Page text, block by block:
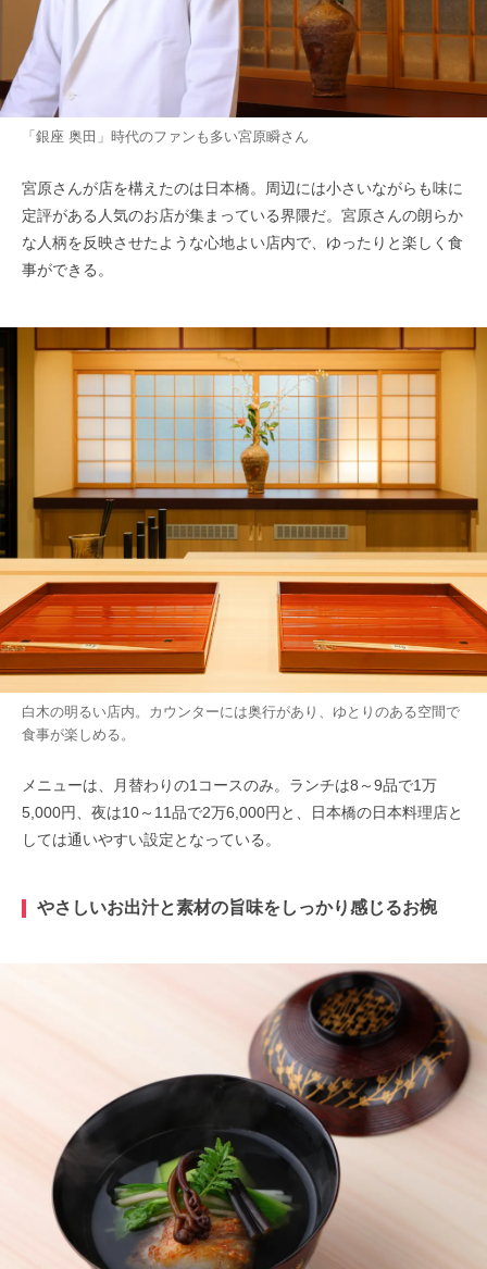
「銀座 奥田」時代のファンも多い宮原瞬さん
宮原さんが店を構えたのは日本橋。周辺には小さいながらも味に
定評がある人気のお店が集まっている界隈だ。宮原さんの朗らか
な人柄を反映させたような心地よい店内で、ゆったりと楽しく食
事ができる。
白木の明るい店内。カウンターには奥行があり、ゆとりのある空間で
食事が楽しめる。
メニューは、月替わりの1コースのみ。ランチは8～9品で1万
5,000円、夜は10～11品で2万6,000円と、日本橋の日本料理店と
しては通いやすい設定となっている。
やさしいお出汁と素材の旨味をしっかり感じるお椀